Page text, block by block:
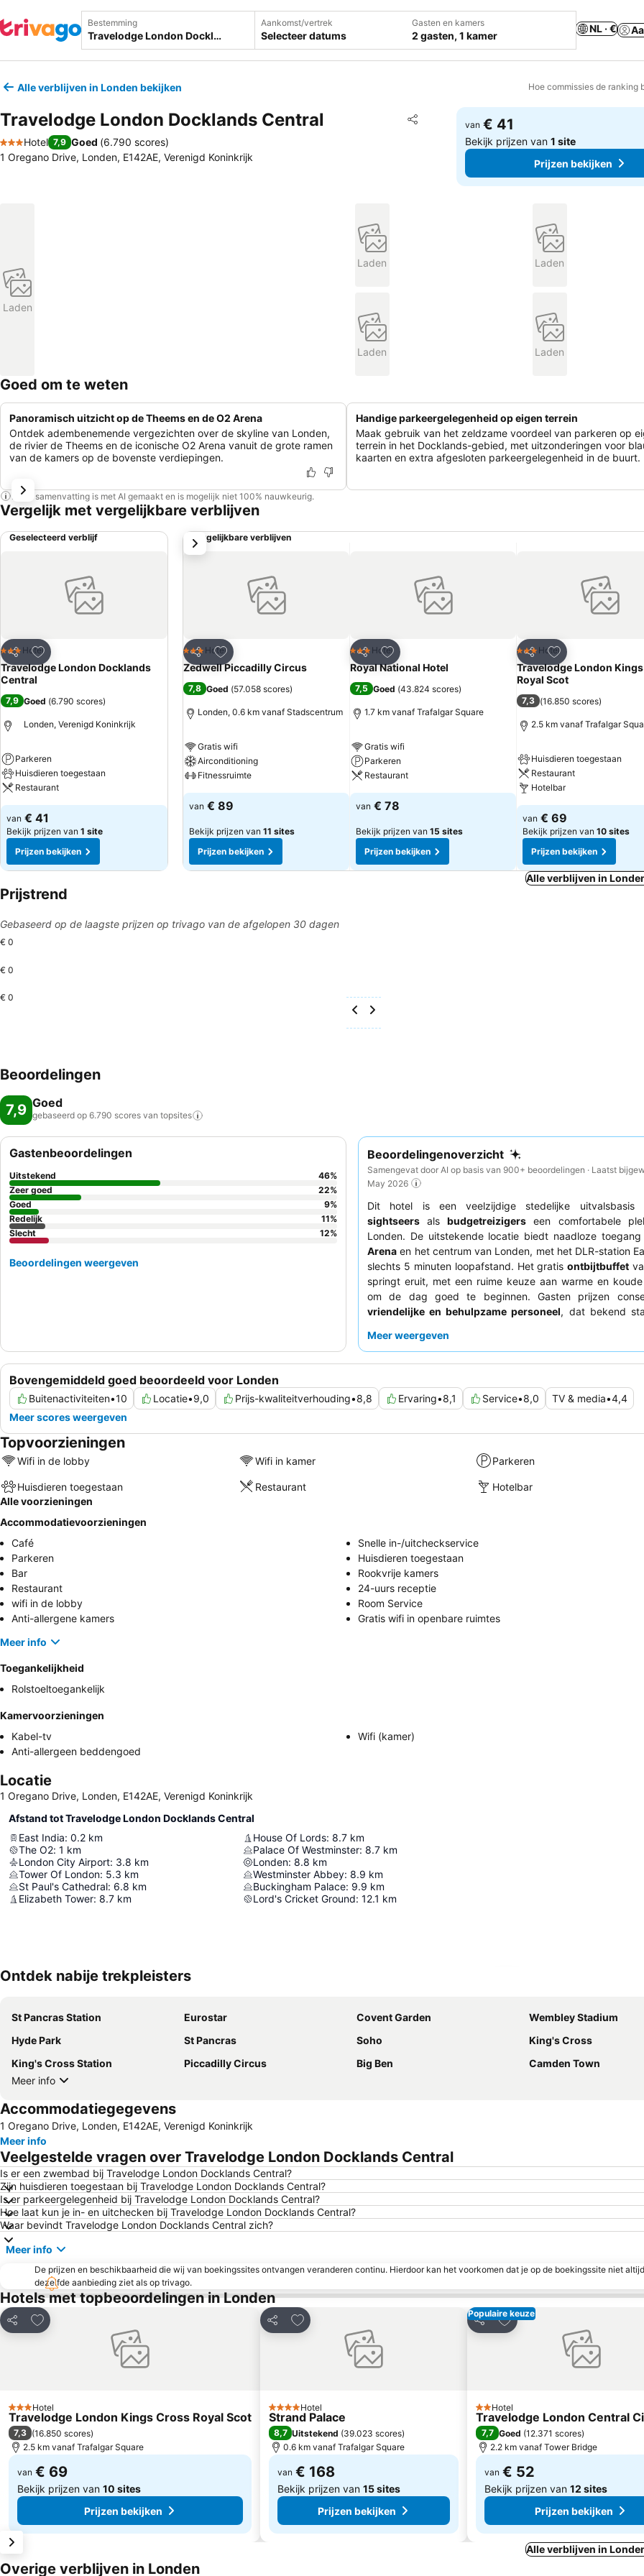
Bestemming Aankomst/vertrek
Selecteer datums
Gasten en kamers
2 gasten, 1 kamer
NL · €
Alle verblijven in Londen bekijken Hoe commissies de ranking
Travelodge London Docklands Central Delen
Toevoegen aan favorieten
3 Sterren
Hotel 7,9 Goed (6.790 scores)
1 Oregano Drive, Londen, E142AE, Verenigd Koninkrijk
van € 41
Bekijk prijzen van1 site
Prijzen bekijken
Laden
Laden Laden
Laden Laden
Goed om te weten
Panoramisch uitzicht op de Theems en de O2 Arena
Ontdek adembenemende vergezichten over de skyline van Londen,
de rivier de Theems en de iconische O2 Arena vanuit de grote ramen
van de kamers op de bovenste verdiepingen.
Handige parkeergelegenheid op eigen terrein
Maak gebruik van het zeldzame voordeel van parkeren op
terrein in het Docklands-gebied, met uitzonderingen voor
kaarten en extra afgesloten parkeergelegenheid in de buurt.
Deze samenvatting is met AI gemaakt en is mogelijk niet 100% nauwkeurig.
Vergelijk met vergelijkbare verblijven
Geselecteerd verblijf
Delen
Toevoegen aan favorieten
3 Sterren
Hotel
Travelodge London Docklands
Central
7,9 Goed (6.790 scores)
Londen, Verenigd Koninkrijk
Parkeren
Huisdieren toegestaan
Restaurant
van € 41
Bekijk prijzen van 1 site
Prijzen bekijken
Vergelijkbare verblijven
Delen
Toevoegen aan favorieten
3 Sterren
Hotel
Zedwell Piccadilly Circus
7,8 Goed (57.058 scores)
Londen, 0.6 km vanaf Stadscentrum
Gratis wifi
Airconditioning
Fitnessruimte
van € 89
Bekijk prijzen van 11 sites
Prijzen bekijken
Delen
Toevoegen aan favorieten
3 Sterren
Hotel
Royal National Hotel
7,5 Goed (43.824 scores)
1.7 km vanaf Trafalgar Square
Gratis wifi
Parkeren
Restaurant
van € 78
Bekijk prijzen van 15 sites
Prijzen bekijken
Delen
Toevoegen aan
3 Sterren
Hotel
Travelodge London
Royal Scot
7,3 (16.850 scores)
2.5 km vanaf Trafalgar
Huisdieren toegestaan
Restaurant
Hotelbar
van € 69
Bekijk prijzen van 10 sites
Prijzen bekijken
volgende
Alle verblijven in
Prijstrend
Gebaseerd op de laagste prijzen op trivago van de afgelopen 30 dagen
€ 0
€ 0
€ 0
Beoordelingen
7,9 Goed
gebaseerd op 6.790 scores van topsites
Beoordelingenoverzicht
Samengevat door AI op basis van 900+ beoordelingen · Laatst
May 2026
Dit hotel is een veelzijdige stedelijke uitvalsbasis
sightseers alsbudgetreizigers een comfortabele
Londen. De uitstekende locatie biedt naadloze
Arena en het centrum van Londen, met het DLR-station
slechts 5 minuten loopafstand. Het gratisontbijtbuffet
springt eruit, met een ruime keuze aan warme en
om de dag goed te beginnen. Gasten prijzen
vriendelijke en behulpzame personeel, dat bekend
gasten het beste een kamer aanvragen die niet aan de
Meer weergeven
Bovengemiddeld goed beoordeeld voor Londen
Buitenactiviteiten•10 Locatie•9,0 Prijs-kwaliteitverhouding•8,8 Ervaring•8,1 Service•8,0 TV & media•4,4
Meer scores weergeven
Gastenbeoordelingen
Uitstekend 46%
Zeer goed
22%
Goed
9%
Redelijk
11%
Slecht
12%
Beoordelingen weergeven
Topvoorzieningen
Wifi in de lobby Wifi in kamer Parkeren
Huisdieren toegestaan Restaurant
Hotelbar
Alle voorzieningen
Accommodatievoorzieningen
Café
Snelle in-/uitcheckservice
Parkeren
Huisdieren toegestaan
Bar
Rookvrije kamers
Restaurant
24-uurs receptie
wifi in de lobby
Room Service
Anti-allergene kamers
Gratis wifi in openbare ruimtes
Meer info
Toegankelijkheid
Rolstoeltoegankelijk
Kamervoorzieningen
Kabel-tv
Wifi (kamer)
Anti-allergeen beddengoed
Locatie
1 Oregano Drive, Londen, E142AE, Verenigd Koninkrijk
Afstand tot Travelodge London Docklands Central
East India: 0.2 km
The O2: 1 km
London City Airport: 3.8 km
Tower Of London: 5.3 km
St Paul's Cathedral: 6.8 km
Elizabeth Tower: 8.7 km
House Of Lords: 8.7 km
Palace Of Westminster: 8.7 km
Londen: 8.8 km
Westminster Abbey: 8.9 km
Buckingham Palace: 9.9 km
Lord's Cricket Ground: 12.1 km
Ontdek nabije trekpleisters
St Pancras Station Eurostar Covent Garden
Wembley Stadium
Hyde Park
St Pancras Soho
King's Cross
King's Cross Station
Piccadilly Circus Big Ben
Camden Town
Meer info
Accommodatiegegevens
1 Oregano Drive, Londen, E142AE, Verenigd Koninkrijk
Meer info
Veelgestelde vragen over Travelodge London Docklands Central
Is er een zwembad bij Travelodge London Docklands Central?
Zijn huisdieren toegestaan bij Travelodge London Docklands Central?
Is er parkeergelegenheid bij Travelodge London Docklands Central?
Hoe laat kun je in- en uitchecken bij Travelodge London Docklands Central?
Waar bevindt Travelodge London Docklands Central zich?
Meer info
De prijzen en beschikbaarheid die wij van boekingssites ontvangen veranderen continu. Hierdoor kan het voorkomen dat je op de boekingssite niet
dezelfde aanbieding ziet als op trivago.
Hotels met topbeoordelingen in Londen
Delen
Toevoegen aan favorieten
3 Sterren
Hotel
Travelodge London Kings Cross Royal Scot
7,3 (16.850 scores)
2.5 km vanaf Trafalgar Square
van € 69
Bekijk prijzen van 10 sites
Prijzen bekijken
Delen
Toevoegen aan favorieten
4 SterrenHotel
Strand Palace
8,7 Uitstekend (39.023 scores)
0.6 km vanaf Trafalgar Square
van € 168
Bekijk prijzen van 15 sites
Prijzen bekijken
Populaire keuze
Delen
Toevoegen aan favorieten
2 Sterren
Hotel
Travelodge London Central
7,7 Goed (12.371 scores)
2.2 km vanaf Tower Bridge
van € 52
Bekijk prijzen van 12 sites
Prijzen bekijken
Alle verblijven in
Overige verblijven in Londen